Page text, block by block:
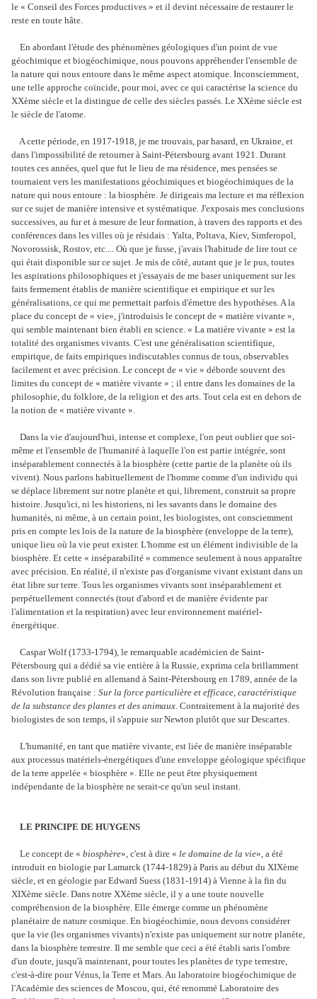
le « Conseil des Forces productives » et il devint nécessaire de restaurer le
reste en toute hâte.
En abordant l'étude des phénomènes géologiques d'un point de vue
géochimique et biogéochimique, nous pouvons appréhender l'ensemble de
la nature qui nous entoure dans le même aspect atomique. Inconsciemment,
une telle approche coïncide, pour moi, avec ce qui caractérise la science du
XXème siècle et la distingue de celle des siècles passés. Le XXème siècle est
le siècle de l'atome.
A cette période, en 1917-1918, je me trouvais, par hasard, en Ukraine, et
dans l'impossibilité de retourner à Saint-Pétersbourg avant 1921. Durant
toutes ces années, quel que fut le lieu de ma résidence, mes pensées se
tournaient vers les manifestations géochimiques et biogéochimiques de la
nature qui nous entoure : la biosphère. Je dirigeais ma lecture et ma réflexion
sur ce sujet de manière intensive et systématique. J'exposais mes conclusions
successives, au fur et à mesure de leur formation, à travers des rapports et des
conférences dans les villes où je résidais : Yalta, Poltava, Kiev, Simferopol,
Novorossisk, Rostov, etc.... Où que je fusse, j'avais l'habitude de lire tout ce
qui était disponible sur ce sujet. Je mis de côté, autant que je le pus, toutes
les aspirations philosophiques et j'essayais de me baser uniquement sur les
faits fermement établis de manière scientifique et empirique et sur les
généralisations, ce qui me permettait parfois d'émettre des hypothèses. A la
place du concept de « vie», j'introduisis le concept de « matière vivante »,
qui semble maintenant bien établi en science. « La matière vivante » est la
totalité des organismes vivants. C'est une généralisation scientifique,
empirique, de faits empiriques indiscutables connus de tous, observables
facilement et avec précision. Le concept de « vie » déborde souvent des
limites du concept de « matière vivante » ; il entre dans les domaines de la
philosophie, du folklore, de la religion et des arts. Tout cela est en dehors de
la notion de « matière vivante ».
Dans la vie d'aujourd'hui, intense et complexe, l'on peut oublier que soi-
même et l'ensemble de l'humanité à laquelle l'on est partie intégrée, sont
inséparablement connectés à la biosphère (cette partie de la planète où ils
vivent). Nous parlons habituellement de l'homme comme d'un individu qui
se déplace librement sur notre planète et qui, librement, construit sa propre
histoire. Jusqu'ici, ni les historiens, ni les savants dans le domaine des
humanités, ni même, à un certain point, les biologistes, ont consciemment
pris en compte les lois de la nature de la biosphère (enveloppe de la terre),
unique lieu où la vie peut exister. L'homme est un élément indivisible de la
biosphère. Et cette « inséparabilité » commence seulement à nous apparaître
avec précision. En réalité, il n'existe pas d'organisme vivant existant dans un
état libre sur terre. Tous les organismes vivants sont inséparablement et
perpétuellement connectés (tout d'abord et de manière évidente par
l'alimentation et la respiration) avec leur environnement matériel-
énergétique.
Caspar Wolf (1733-1794), le remarquable académicien de Saint-
Pétersbourg qui a dédié sa vie entière à la Russie, exprima cela brillamment
dans son livre publié en allemand à Saint-Pétersbourg en 1789, année de la
Révolution française : Sur la force particulière et efficace, caractéristique
de la substance des plantes et des animaux. Contrairement à la majorité des
biologistes de son temps, il s'appuie sur Newton plutôt que sur Descartes.
L'humanité, en tant que matière vivante, est liée de manière inséparable
aux processus matériels-énergétiques d'une enveloppe géologique spécifique
de la terre appelée « biosphère ». Elle ne peut être physiquement
indépendante de la biosphère ne serait-ce qu'un seul instant.
LE PRINCIPE DE HUYGENS
Le concept de « biosphère», c'est à dire « le domaine de la vie», a été
introduit en biologie par Lamarck (1744-1829) à Paris au début du XIXème
siècle, et en géologie par Edward Suess (1831-1914) à Vienne à la fin du
XIXème siècle. Dans notre XXème siècle, il y a une toute nouvelle
compréhension de la biosphère. Elle émerge comme un phénomène
planétaire de nature cosmique. En biogéochimie, nous devons considérer
que la vie (les organismes vivants) n'existe pas uniquement sur notre planète,
dans la biosphère terrestre. Il me semble que ceci a été établi saris l'ombre
d'un doute, jusqu'à maintenant, pour toutes les planètes de type terrestre,
c'est-à-dire pour Vénus, la Terre et Mars. Au laboratoire biogéochimique de
l'Académie des sciences de Moscou, qui, été renommé Laboratoire des